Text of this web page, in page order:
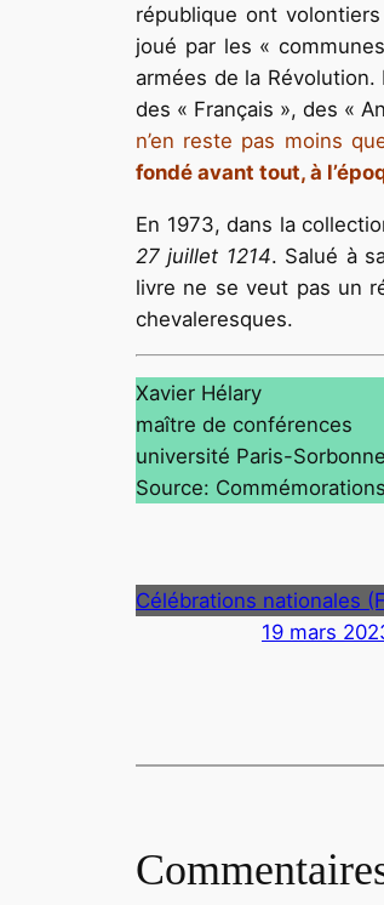
république ont
joué par les «
armées de la
des « Français », des «
n’en reste pas moins
fondé avant tout, à
En 1973, dans la
27 juillet 1214. Salué à
livre ne se veut pas un
chevaleresques.
Xavier Hélary
maître de conférences
université Paris-Sorbonne
Source:
Célébrations nationales
19 mars